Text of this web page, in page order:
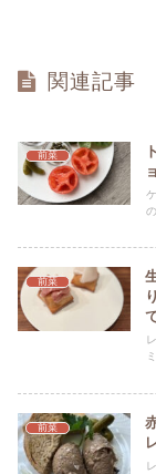
関連記事
前菜
前菜
前菜